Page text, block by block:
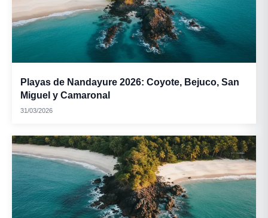
Playas de Nandayure 2026: Coyote, Bejuco, San
Miguel y Camaronal
31/03/2026